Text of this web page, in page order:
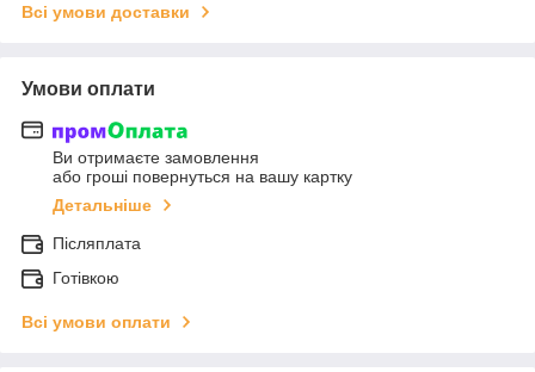
Всі умови доставки
Умови оплати
Ви отримаєте замовлення
або гроші повернуться на вашу картку
Детальніше
Післяплата
Готівкою
Всі умови оплати